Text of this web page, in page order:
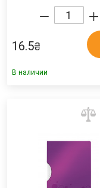
прозрачный, корешок
ассорт. 4Office
16.5₴
В наличии